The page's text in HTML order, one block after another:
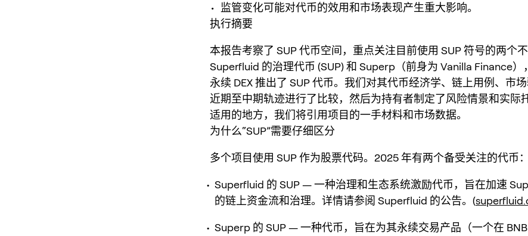
• 监管变化可能对代币的效用和市场表现产生重大影响。
执行摘要
本报告考察了 SUP 代币空间，重点关注目前使用 SUP 符号的两个不
Superfluid 的治理代币 (SUP) 和 Superp（前身为 Vanilla Finance）
永续 DEX 推出了 SUP 代币。我们对其代币经济学、链上用例、市
近期至中期轨迹进行了比较，然后为持有者制定了风险情景和实际
适用的地方，我们将引用项目的一手材料和市场数据。
为什么“SUP”需要仔细区分
多个项目使用 SUP 作为股票代码。2025 年有两个备受关注的代币：
Superfluid 的 SUP — 一种治理和生态系统激励代币，旨在加速
的链上资金流和治理。详情请参阅 Superfluid 的公告。(
Superp 的 SUP — 一种代币，旨在为其永续交易产品（一个在